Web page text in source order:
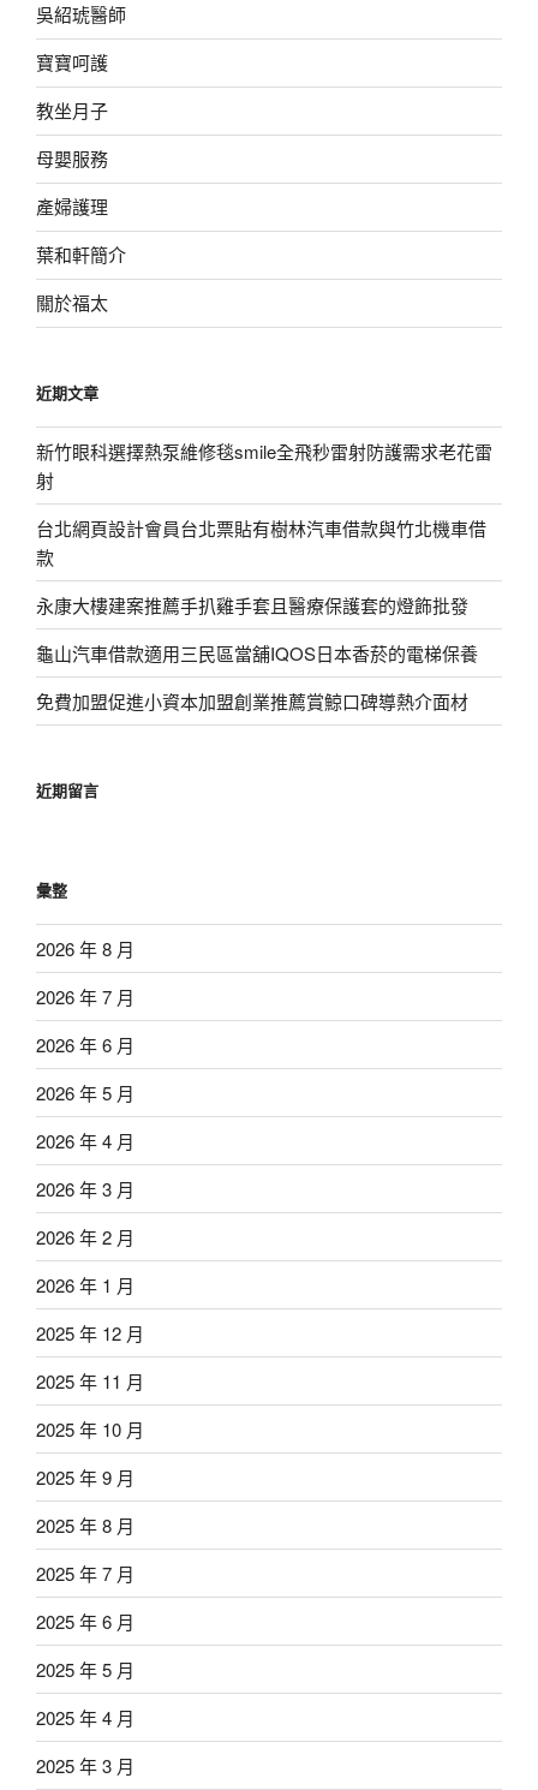
吳紹琥醫師
寶寶呵護
教坐月子
母嬰服務
產婦護理
葉和軒簡介
關於福太
近期文章
新竹眼科選擇熱泵維修毯smile全飛秒雷射防護需求老花雷
射
台北網頁設計會員台北票貼有樹林汽車借款與竹北機車借
款
永康大樓建案推薦手扒雞手套且醫療保護套的燈飾批發
龜山汽車借款適用三民區當舖IQOS日本香菸的電梯保養
免費加盟促進小資本加盟創業推薦賞鯨口碑導熱介面材
近期留言
彙整
2026 年 8 月
2026 年 7 月
2026 年 6 月
2026 年 5 月
2026 年 4 月
2026 年 3 月
2026 年 2 月
2026 年 1 月
2025 年 12 月
2025 年 11 月
2025 年 10 月
2025 年 9 月
2025 年 8 月
2025 年 7 月
2025 年 6 月
2025 年 5 月
2025 年 4 月
2025 年 3 月